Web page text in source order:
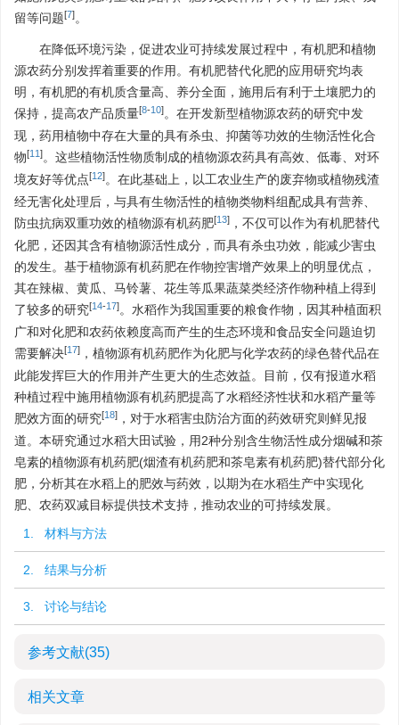
留等问题[7]。
在降低环境污染，促进农业可持续发展过程中，有机肥和植物
源农药分别发挥着重要的作用。有机肥替代化肥的应用研究均表
明，有机肥的有机质含量高、养分全面，施用后有利于土壤肥力的
保持，提高农产品质量[8-10]。在开发新型植物源农药的研究中发
现，药用植物中存在大量的具有杀虫、抑菌等功效的生物活性化合
物[11]。这些植物活性物质制成的植物源农药具有高效、低毒、对环
境友好等优点[12]。在此基础上，以工农业生产的废弃物或植物残渣
经无害化处理后，与具有生物活性的植物类物料组配成具有营养、
防虫抗病双重功效的植物源有机药肥[13] ，不仅可以作为有机肥替代
化肥，还因其含有植物源活性成分，而具有杀虫功效，能减少害虫
的发生。基于植物源有机药肥在作物控害增产效果上的明显优点，
其在辣椒、黄瓜、马铃薯、花生等瓜果蔬菜类经济作物种植上得到
了较多的研究[14-17]。水稻作为我国重要的粮食作物，因其种植面积
广和对化肥和农药依赖度高而产生的生态环境和食品安全问题迫切
需要解决[17] ，植物源有机药肥作为化肥与化学农药的绿色替代品在
此能发挥巨大的作用并产生更大的生态效益。目前，仅有报道水稻
种植过程中施用植物源有机药肥提高了水稻经济性状和水稻产量等
肥效方面的研究[18] ，对于水稻害虫防治方面的药效研究则鲜见报
道。本研究通过水稻大田试验，用2种分别含生物活性成分烟碱和茶
皂素的植物源有机药肥(烟渣有机药肥和茶皂素有机药肥)替代部分化
肥，分析其在水稻上的肥效与药效，以期为在水稻生产中实现化
肥、农药双减目标提供技术支持，推动农业的可持续发展。
1. 材料与方法
2. 结果与分析
3. 讨论与结论
参考文献(35)
相关文章